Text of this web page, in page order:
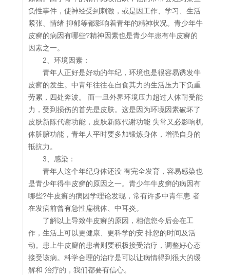
负性事件，使神经受到刺激，或是因工作、学习、生活
紧张、情绪 抑郁等都影响着青年的精神状况。青少年牛
皮癣的病因有哪些?精神因素也是青少年患有牛皮癣的
因素之一。
2、环境因素：
青年人正好是好动的年纪，环境也是很容易诱发牛
皮癣的发生。中青年往往在自食其力的生活压力下负重
劳累，四处奔波。 而一旦外界环境压力超过人体耐受能
力，受到损伤的首先是皮肤。这是因为环境因素破坏了
皮肤新陈代谢功能，皮肤新陈代谢功能 失常又必影响机
体脏腑功能，青年人平时要多加锻炼身体，增强自身的
抵抗力。
3、感染：
青年人这个年纪身体还没 有完全发育，容易感染也
是青少年得牛皮癣的原因之一。青少年牛皮癣的病因有
哪些?牛皮癣的病因学理论发现，常有许多中青年患 者
在发病前曾有急性扁桃体、中耳炎。
了解以上导致牛皮癣的原因，相信您今后会在工
作，生活上可以更健康、更科学的安 排您的时间及活
动。患上牛皮廯的患者则要积极接受治疗，调整好心态
接受该病。科学合理的治疗是可以让病情得到很大的缓
解和 治疗的，我们都要有信心。